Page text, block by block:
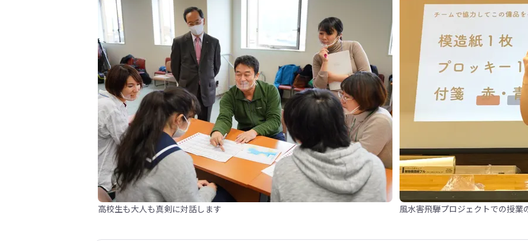
高校生も大人も真剣に対話します 風水害飛騨プロジェクトでの授業